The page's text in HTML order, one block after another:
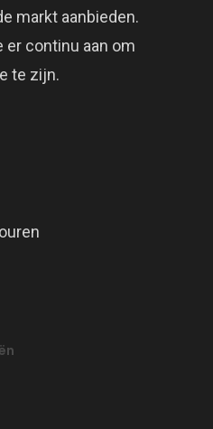
markt aanbieden.
er continu aan om
te zijn.